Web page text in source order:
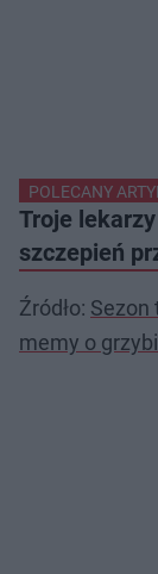
POLECANY
Troje
szczepień
Źródło: Sezon
memy o